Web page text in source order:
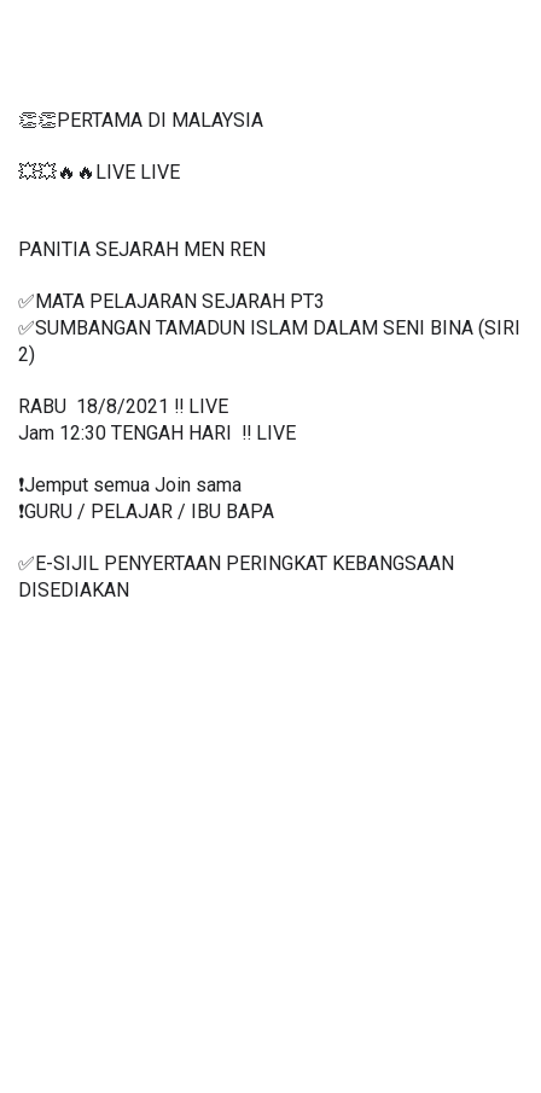
👏👏PERTAMA DI MALAYSIA
💥💥🔥🔥LIVE LIVE
PANITIA SEJARAH MEN REN
✅MATA PELAJARAN SEJARAH PT3
✅SUMBANGAN TAMADUN ISLAM DALAM SENI BINA (SIRI
2)
RABU  18/8/2021 ‼️ LIVE
Jam 12:30 TENGAH HARI  ‼️ LIVE
❗️Jemput semua Join sama
❗️GURU / PELAJAR / IBU BAPA
✅E-SIJIL PENYERTAAN PERINGKAT KEBANGSAAN
DISEDIAKAN